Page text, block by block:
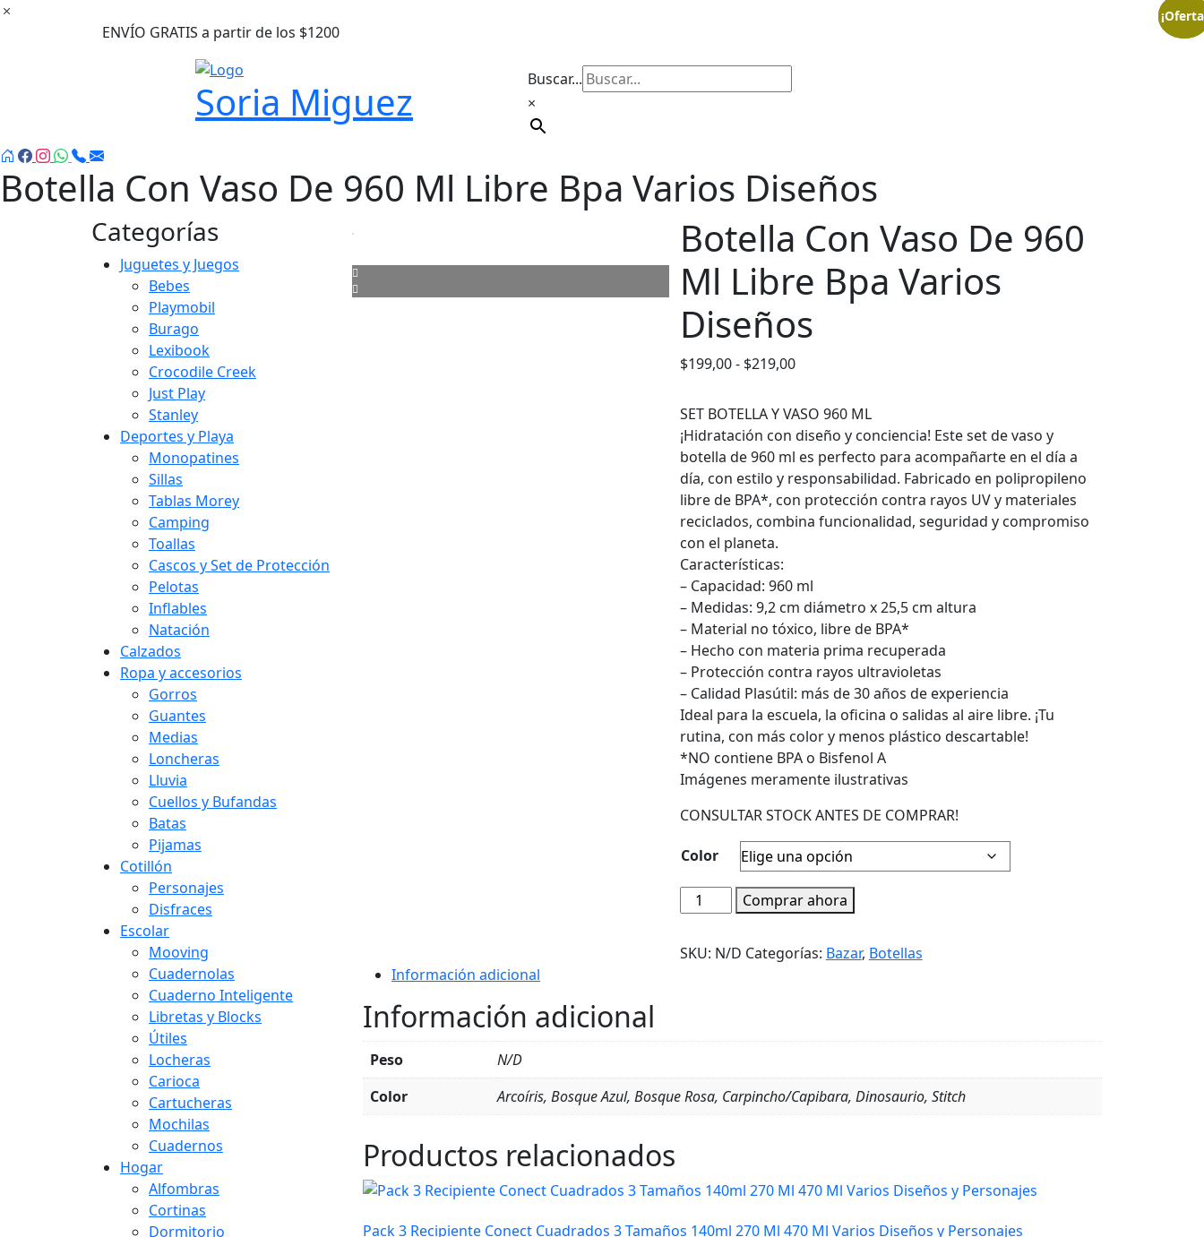
Ir
ENVÍO GRATIS a partir de los $1200
Soria Miguez
Buscar...
×
Botella Con Vaso De 960 Ml Libre Bpa Varios Diseños
Categorías
Juguetes y Juegos
Bebes
Playmobil
Burago
Lexibook
Crocodile Creek
Just Play
Stanley
Deportes y Playa
Monopatines
Sillas
Tablas Morey
Camping
Toallas
Cascos y Set de Protección
Pelotas
Inflables
Natación
Calzados
Ropa y accesorios
Gorros
Guantes
Medias
Loncheras
Lluvia
Cuellos y Bufandas
Batas
Pijamas
Cotillón
Personajes
Disfraces
Escolar
Mooving
Cuadernolas
Cuaderno Inteligente
Libretas y Blocks
Útiles
Locheras
Carioca
Cartucheras
Mochilas
Cuadernos
Hogar
Alfombras
Cortinas
Dormitorio
Botella Con Vaso De 960
Ml Libre Bpa Varios
Diseños
$199,00- $219,00Rango
precios:
desde
$199,00
hasta
$219,00
SET BOTELLA Y VASO 960 ML
¡Hidratación con diseño y conciencia! Este set de vaso y
botella de 960 ml es perfecto para acompañarte en el día a
día, con estilo y responsabilidad. Fabricado en polipropileno
libre de BPA*, con protección contra rayos UV y materiales
reciclados, combina funcionalidad, seguridad y compromiso
con el planeta.
Características:
– Capacidad: 960 ml
– Medidas: 9,2 cm diámetro x 25,5 cm altura
– Material no tóxico, libre de BPA*
– Hecho con materia prima recuperada
– Protección contra rayos ultravioletas
– Calidad Plasútil: más de 30 años de experiencia
Ideal para la escuela, la oficina o salidas al aire libre. ¡Tu
rutina, con más color y menos plástico descartable!
*NO contiene BPA o Bisfenol A
Imágenes meramente ilustrativas
CONSULTAR STOCK ANTES DE COMPRAR!
Color
Botella
Con
De
Bpa
Diseños
cantidad
Comprar ahora
SKU: N/D Categorías: Bazar, Botellas
Información adicional
Información adicional
Peso
N/D
Color
Arcoíris, Bosque Azul, Bosque Rosa, Carpincho/Capibara, Dinosaurio, Stitch
Productos relacionados
Pack 3 Recipiente Conect Cuadrados 3 Tamaños 140ml 270 Ml 470 Ml Varios Diseños y Personajes